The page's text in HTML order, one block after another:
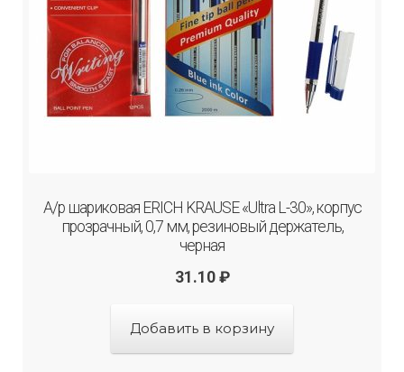
А/р шариковая ERICH KRAUSE «Ultra L-30», корпус
прозрачный, 0,7 мм, резиновый держатель,
черная
31.10 ₽
Добавить в корзину